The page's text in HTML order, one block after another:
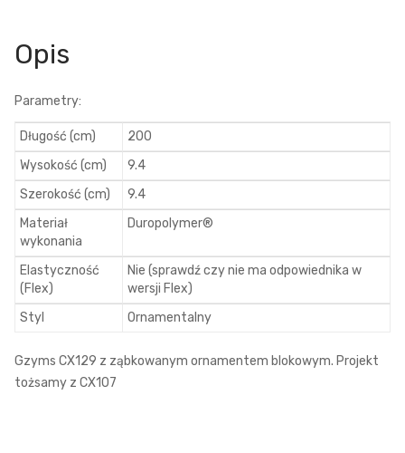
Opis
Parametry:
Długość (cm)
200
Wysokość (cm)
9.4
Szerokość (cm)
9.4
Materiał
wykonania
Duropolymer®
Elastyczność
(Flex)
Nie (sprawdź czy nie ma odpowiednika w
wersji Flex)
Styl
Ornamentalny
Gzyms CX129 z ząbkowanym ornamentem blokowym. Projekt
tożsamy z CX107